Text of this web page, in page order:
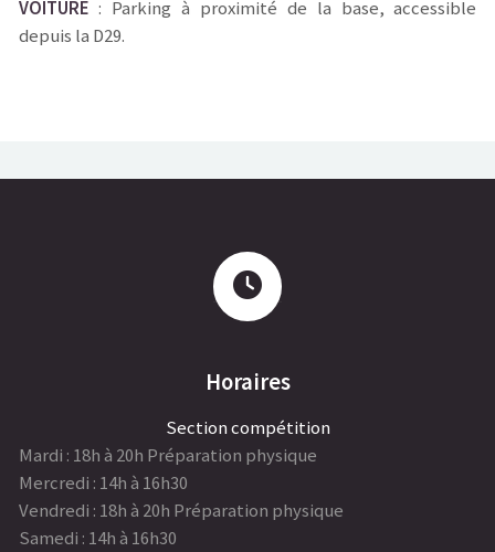
VOITURE : Parking à proximité de la base, accessible
depuis la D29.
Horaires
Section compétition
Mardi : 18h à 20h Préparation physique
Mercredi : 14h à 16h30
Vendredi : 18h à 20h Préparation physique
Samedi : 14h à 16h30